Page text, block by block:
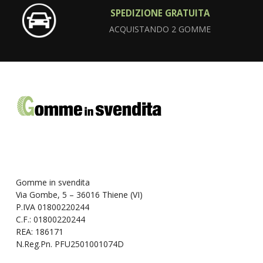
SPEDIZIONE GRATUITA
ACQUISTANDO 2 GOMME
Gomme in svendita
Via Gombe, 5 – 36016 Thiene (VI)
P.IVA 01800220244
C.F.: 01800220244
REA: 186171
N.Reg.Pn. PFU2501001074D